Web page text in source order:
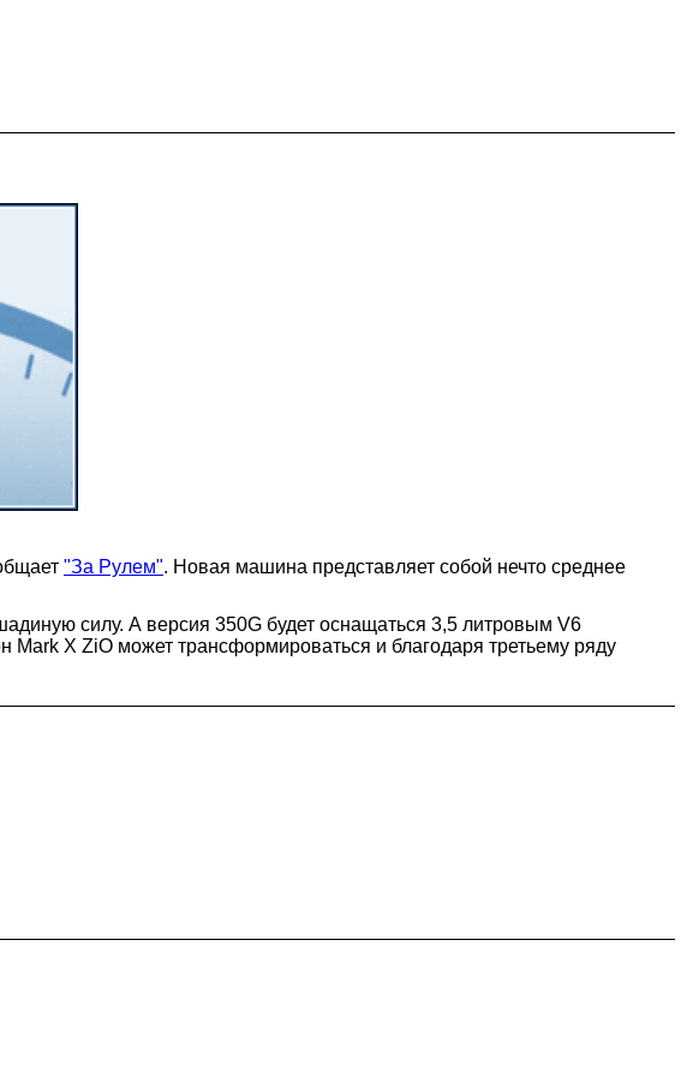
"За Рулем". Новая машина представляет собой нечто среднее
силу. А версия 350G будет оснащаться 3,5 литровым V6
X ZiO может трансформироваться и благодаря третьему ряду